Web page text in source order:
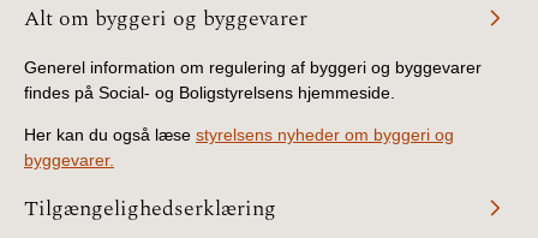
Alt om byggeri og byggevarer
Generel information om regulering af byggeri og byggevarer
findes på Social- og Boligstyrelsens hjemmeside.
Her kan du også læse styrelsens nyheder om byggeri og
byggevarer.
Tilgængelighedserklæring